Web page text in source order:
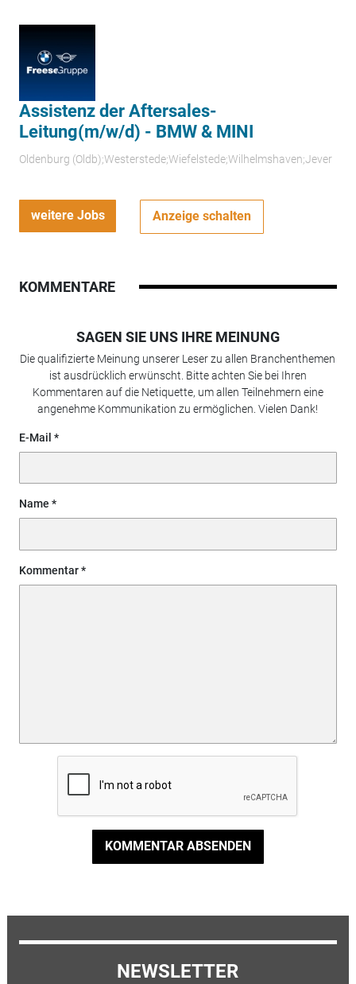
Assistenz der Aftersales-
Leitung(m/w/d) - BMW & MINI
Oldenburg (Oldb);Westerstede;Wiefelstede;Wilhelmshaven;Jever
weitere Jobs Anzeige schalten
KOMMENTARE
SAGEN SIE UNS IHRE MEINUNG
Die qualifizierte Meinung unserer Leser zu allen Branchenthemen
ist ausdrücklich erwünscht. Bitte achten Sie bei Ihren
Kommentaren auf die Netiquette, um allen Teilnehmern eine
angenehme Kommunikation zu ermöglichen. Vielen Dank!
E-Mail
Name
Kommentar
KOMMENTAR ABSENDEN
NEWSLETTER